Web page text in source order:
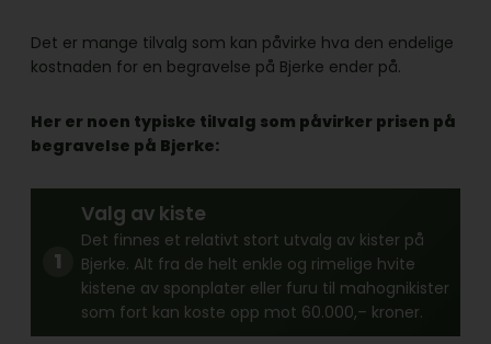
Det er mange tilvalg som kan påvirke hva den endelige
kostnaden for en begravelse på Bjerke ender på.
Her er noen typiske tilvalg som påvirker prisen på
begravelse på Bjerke:
Valg av kiste
Det finnes et relativt stort utvalg av kister på
Bjerke. Alt fra de helt enkle og rimelige hvite
kistene av sponplater eller furu til mahognikister
som fort kan koste opp mot 60.000,– kroner.